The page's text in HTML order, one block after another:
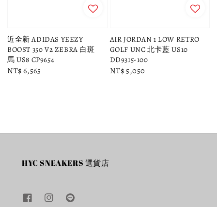
近全新 ADIDAS YEEZY
BOOST 350 V2 ZEBRA 白斑
馬 US8 CP9654
Regular
NT$ 6,565
AIR JORDAN 1 LOW RETRO
GOLF UNC 北卡藍 US10
DD9315-100
Regular
NT$ 5,050
HYC SNEAKERS 選貨店